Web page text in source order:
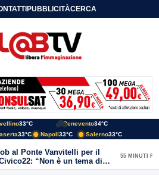
PUBBLICITÀCERCA
33°C Benevento34°C
33°C Napoli33°C Salerno33°C
al Ponte Vanvitelli per il
“Non è un tema di
riguarda tutta Benevento”
55 MINUTI FA